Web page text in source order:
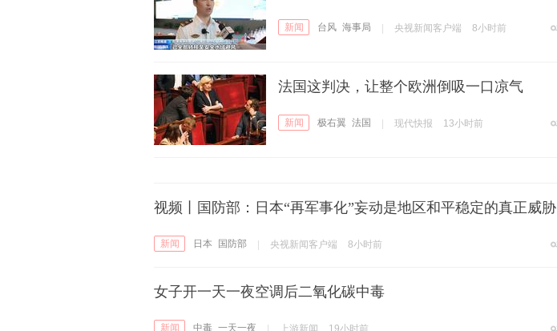
新闻 台风 海事局 央视新闻客户端 8小时前
法国这判决，让整个欧洲倒吸一口凉气
新闻 极右翼 法国 现代快报 13小时前
视频丨国防部：日本“再军事化”妄动是地区和平稳定的真正威胁
新闻 日本 国防部 央视新闻客户端 8小时前
女子开一天一夜空调后二氧化碳中毒
新闻 中毒 一天一夜 上游新闻 19小时前